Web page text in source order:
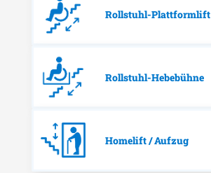
Rollstuhl-Plattformlift
Rollstuhl-Hebebühne
Homelift / Aufzug